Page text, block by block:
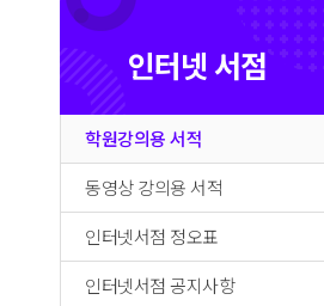
인터넷 서점
학원강의용 서적
동영상 강의용 서적
인터넷서점 정오표
인터넷서점 공지사항